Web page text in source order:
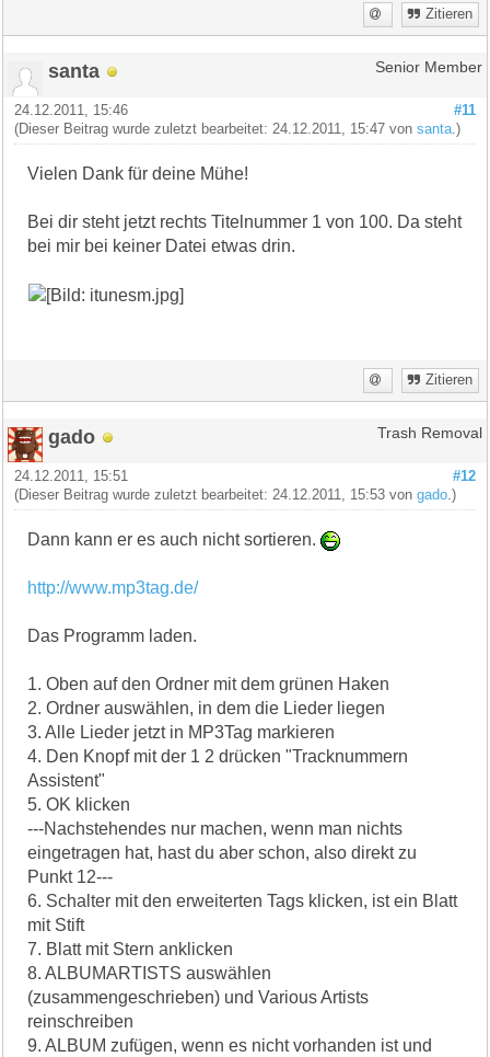
Zitieren
santa Senior Member
#11
24.12.2011, 15:46
(Dieser Beitrag wurde zuletzt bearbeitet: 24.12.2011, 15:47 vonsanta.)
Vielen Dank für deine Mühe!
Bei dir steht jetzt rechts Titelnummer 1 von 100. Da steht
bei mir bei keiner Datei etwas drin.
Zitieren
gado Trash Removal
#12
24.12.2011, 15:51
(Dieser Beitrag wurde zuletzt bearbeitet: 24.12.2011, 15:53 vongado.)
Dann kann er es auch nicht sortieren.
http://www.mp3tag.de/
Das Programm laden.
1. Oben auf den Ordner mit dem grünen Haken
2. Ordner auswählen, in dem die Lieder liegen
3. Alle Lieder jetzt in MP3Tag markieren
4. Den Knopf mit der 1 2 drücken "Tracknummern
Assistent"
5. OK klicken
---Nachstehendes nur machen, wenn man nichts
eingetragen hat, hast du aber schon, also direkt zu
Punkt 12---
6. Schalter mit den erweiterten Tags klicken, ist ein Blatt
mit Stift
7. Blatt mit Stern anklicken
8. ALBUMARTISTS auswählen
(zusammengeschrieben) und Various Artists
reinschreiben
9. ALBUM zufügen, wenn es nicht vorhanden ist und